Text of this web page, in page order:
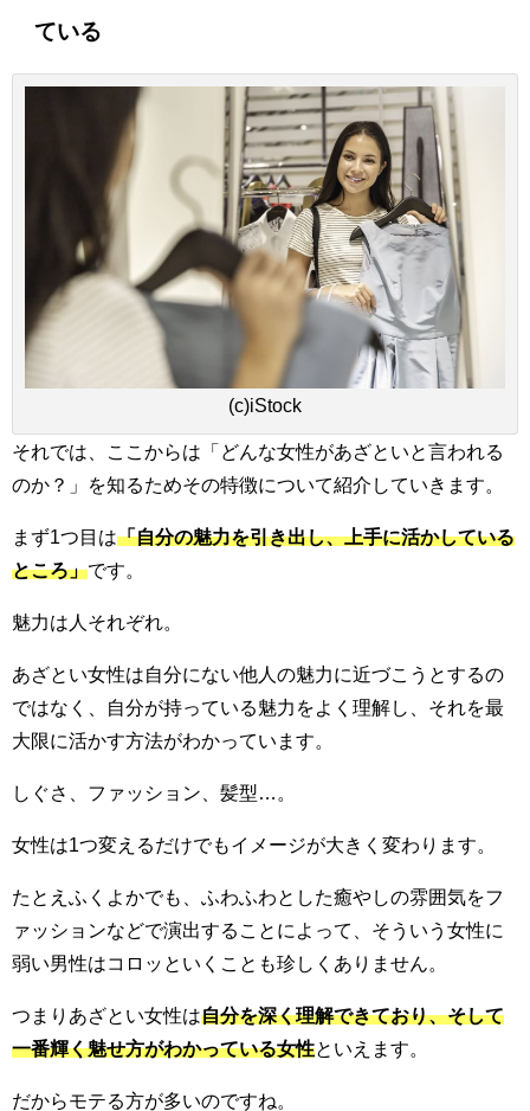
ている
(c)iStock
それでは、ここからは「どんな女性があざといと言われる
のか？」を知るためその特徴について紹介していきます。
まず1つ目は「自分の魅力を引き出し、上手に活かしている
ところ」です。
魅力は人それぞれ。
あざとい女性は自分にない他人の魅力に近づこうとするの
ではなく、自分が持っている魅力をよく理解し、それを最
大限に活かす方法がわかっています。
しぐさ、ファッション、髪型…。
女性は1つ変えるだけでもイメージが大きく変わります。
たとえふくよかでも、ふわふわとした癒やしの雰囲気をフ
ァッションなどで演出することによって、そういう女性に
弱い男性はコロッといくことも珍しくありません。
つまりあざとい女性は自分を深く理解できており、そして
一番輝く魅せ方がわかっている女性といえます。
だからモテる方が多いのですね。